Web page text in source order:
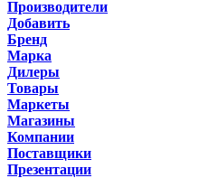
Производители
Добавить
Бренд
Марка
Дилеры
Товары
Маркеты
Магазины
Компании
Поставщики
Презентации